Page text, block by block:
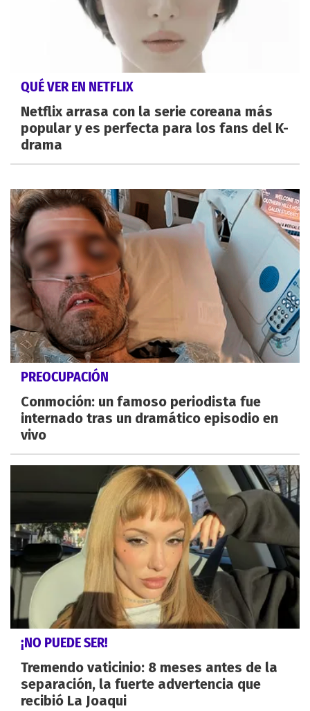
QUÉ VER EN NETFLIX
Netflix arrasa con la serie coreana más
popular y es perfecta para los fans del K-
drama
PREOCUPACIÓN
Conmoción: un famoso periodista fue
internado tras un dramático episodio en
vivo
¡NO PUEDE SER!
Tremendo vaticinio: 8 meses antes de la
separación, la fuerte advertencia que
recibió La Joaqui